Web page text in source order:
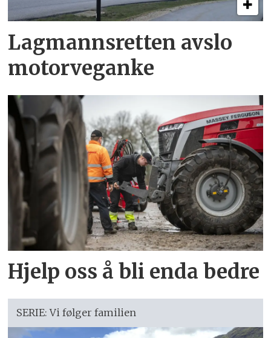
Lagmannsretten avslo
motorveganke
Hjelp oss å bli enda bedre
SERIE: Vi følger familien